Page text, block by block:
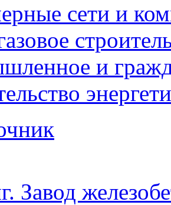
сети и
и
Завод